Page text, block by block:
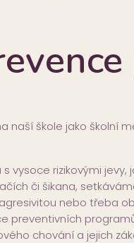
naší škole jako školní
vysoce rizikovými jevy,
či šikana,
nebo třeba
preventivních
chování a jejich